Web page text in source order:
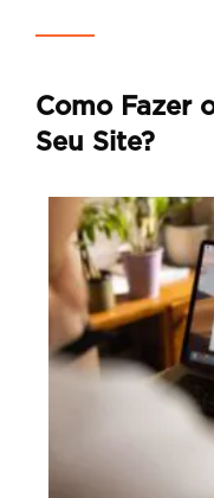
Como Fazer
Seu Site?